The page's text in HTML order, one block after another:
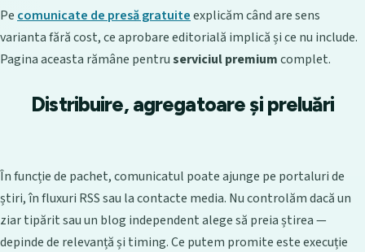
Pe comunicate de presă gratuiteexplicăm când are sens
varianta fără cost, ce aprobare editorială implică și ce nu include.
Pagina aceasta rămâne pentruserviciul premiumcomplet.
Distribuire, agregatoare și preluări
În funcție de pachet, comunicatul poate ajunge pe portaluri de
știri, în fluxuri RSS sau la contacte media. Nu controlăm dacă un
ziar tipărit sau un blog independent alege să preia știrea —
depinde de relevanță și timing. Ce putem promite este execuție